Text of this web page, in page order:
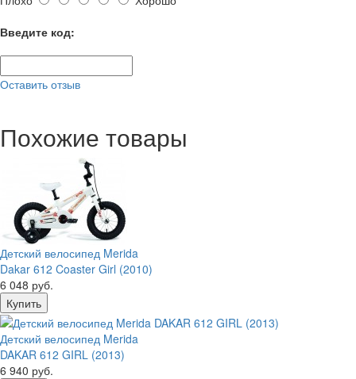
Введите код:
Оставить отзыв
Похожие товары
Детский велосипед Merida
Dakar 612 Coaster Girl (2010)
6 048 руб.
Детский велосипед Merida
DAKAR 612 GIRL (2013)
6 940 руб.